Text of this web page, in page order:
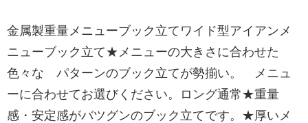
金属製重量メニューブック立てワイド型アイアンメ
ニューブック立て★メニューの大きさに合わせた
色々な パターンのブック立てが勢揃い。 メニュ
ーに合わせてお選びください。ロング通常★重量
感・安定感がバツグンのブック立てです。★厚いメ